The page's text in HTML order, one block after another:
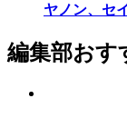
ヤノン、セ
編集部おす